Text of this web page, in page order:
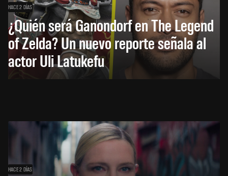
HACE 2 DÍAS
¿Quién será Ganondorf en The Legend
of Zelda? Un nuevo reporte señala al
actor Uli Latukefu
HACE 2 DÍAS